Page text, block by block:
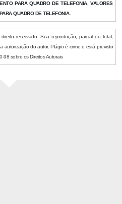
PARA QUADRO DE TELEFONIA, VALORES
QUADRO DE TELEFONIA.
reservado. Sua reprodução, parcial ou total,
autorização do autor. Plágio é crime e está previsto
98 sobre os Direitos Autorais